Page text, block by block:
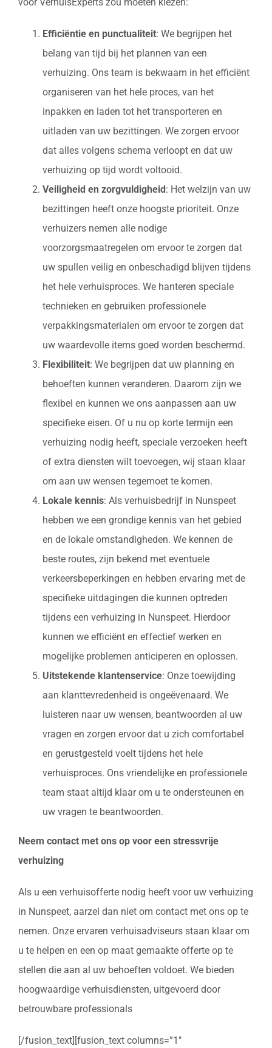
voor VerhuisExperts zou moeten kiezen:
Efficiëntie en punctualiteit: We begrijpen het
belang van tijd bij het plannen van een
verhuizing. Ons team is bekwaam in het efficiënt
organiseren van het hele proces, van het
inpakken en laden tot het transporteren en
uitladen van uw bezittingen. We zorgen ervoor
dat alles volgens schema verloopt en dat uw
verhuizing op tijd wordt voltooid.
Veiligheid en zorgvuldigheid : Het welzijn van uw
bezittingen heeft onze hoogste prioriteit. Onze
verhuizers nemen alle nodige
voorzorgsmaatregelen om ervoor te zorgen dat
uw spullen veilig en onbeschadigd blijven tijdens
het hele verhuisproces. We hanteren speciale
technieken en gebruiken professionele
verpakkingsmaterialen om ervoor te zorgen dat
uw waardevolle items goed worden beschermd.
Flexibiliteit: We begrijpen dat uw planning en
behoeften kunnen veranderen. Daarom zijn we
flexibel en kunnen we ons aanpassen aan uw
specifieke eisen. Of u nu op korte termijn een
verhuizing nodig heeft, speciale verzoeken heeft
of extra diensten wilt toevoegen, wij staan klaar
om aan uw wensen tegemoet te komen.
Lokale kennis: Als verhuisbedrijf in Nunspeet
hebben we een grondige kennis van het gebied
en de lokale omstandigheden. We kennen de
beste routes, zijn bekend met eventuele
verkeersbeperkingen en hebben ervaring met de
specifieke uitdagingen die kunnen optreden
tijdens een verhuizing in Nunspeet. Hierdoor
kunnen we efficiënt en effectief werken en
mogelijke problemen anticiperen en oplossen.
Uitstekende klantenservice: Onze toewijding
aan klanttevredenheid is ongeëvenaard. We
luisteren naar uw wensen, beantwoorden al uw
vragen en zorgen ervoor dat u zich comfortabel
en gerustgesteld voelt tijdens het hele
verhuisproces. Ons vriendelijke en professionele
team staat altijd klaar om u te ondersteunen en
uw vragen te beantwoorden.
Neem contact met ons op voor een stressvrije
verhuizing
Als u een verhuisofferte nodig heeft voor uw verhuizing
in Nunspeet, aarzel dan niet om contact met ons op te
nemen. Onze ervaren verhuisadviseurs staan klaar om
u te helpen en een op maat gemaakte offerte op te
stellen die aan al uw behoeften voldoet. We bieden
hoogwaardige verhuisdiensten, uitgevoerd door
betrouwbare professionals
[/fusion_text][fusion_text columns=”1″